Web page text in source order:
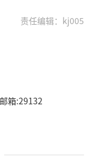
责任编辑：kj005
箱:29132